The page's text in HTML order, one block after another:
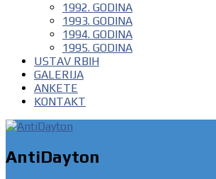
1992. GODINA
1993. GODINA
1994. GODINA
1995. GODINA
USTAV RBIH
GALERIJA
ANKETE
KONTAKT
AntiDayton